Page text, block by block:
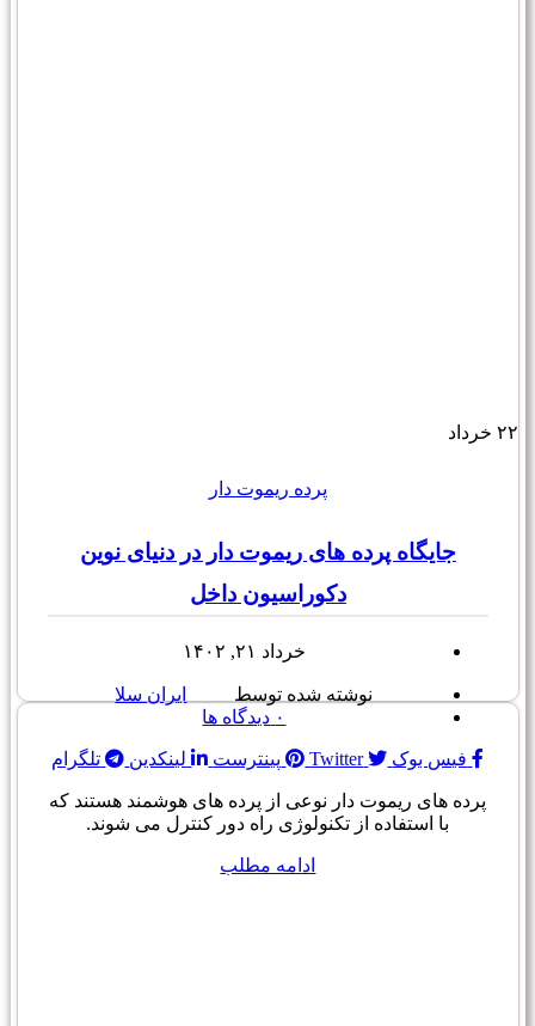
۲۲ خرداد
پرده ریموت دار
جایگاه پرده های ریموت دار در دنیای نوین
دکوراسیون داخل
خرداد ۲۱, ۱۴۰۲
نوشته شده توسط
ایران سلا
۰ دیدگاه ها
فیس بوک Twitter پینترست لینکدین تلگرام
پرده های ریموت دار نوعی از پرده های هوشمند هستند که
با استفاده از تکنولوژی راه دور کنترل می شوند.
ادامه مطلب